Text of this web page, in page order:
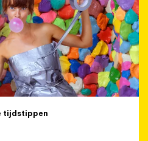
tijdstippen